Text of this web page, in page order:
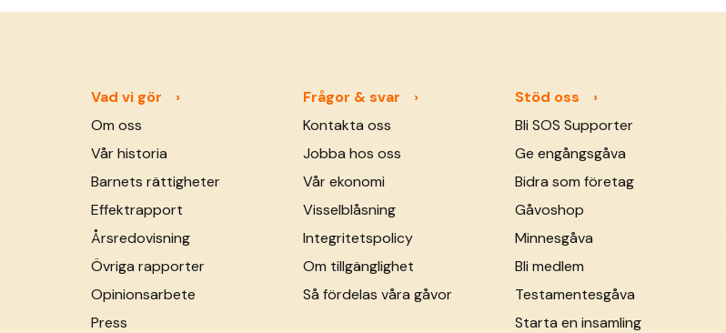
Vad vi gör
Om oss
Vår historia
Barnets rättigheter
Effektrapport
Årsredovisning
Övriga rapporter
Opinionsarbete
Press
Frågor & svar
Kontakta oss
Jobba hos oss
Vår ekonomi
Visselblåsning
Integritetspolicy
Om tillgänglighet
Så fördelas våra gåvor
Stöd oss
Bli SOS Supporter
Ge engångsgåva
Bidra som företag
Gåvoshop
Minnesgåva
Bli medlem
Testamentesgåva
Starta en insamling